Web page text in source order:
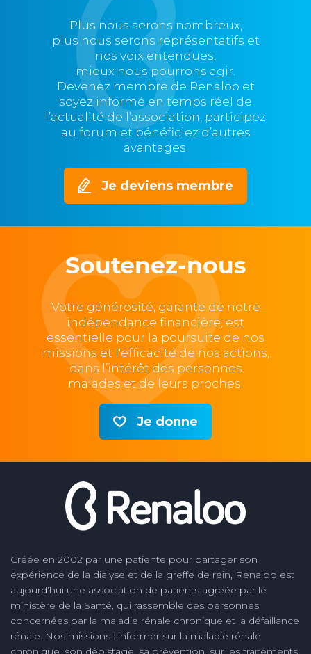
Plus nous serons nombreux,
plus nous serons représentatifs et
nos voix entendues,
mieux nous pourrons agir.
Devenez membre de Renaloo et
soyez informé en temps réel de
l’actualité de l’association, participez
au forum et bénéficiez d’autres
avantages.
Je deviens membre
Soutenez-nous
Votre générosité, garante de notre
indépendance financière, est
essentielle pour la poursuite de nos
missions et l'efficacité de nos actions,
dans l’intérêt des personnes
malades et de leurs proches.
Je donne
Créée en 2002 par une patiente pour partager son
expérience de la dialyse et de la greffe de rein, Renaloo est
aujourd’hui une association de patients agréée par le
ministère de la Santé, qui rassemble des personnes
concernées par la maladie rénale chronique et la défaillance
rénale. Nos missions : informer sur la maladie rénale
chronique, son dépistage, sa prévention, sur les traitements